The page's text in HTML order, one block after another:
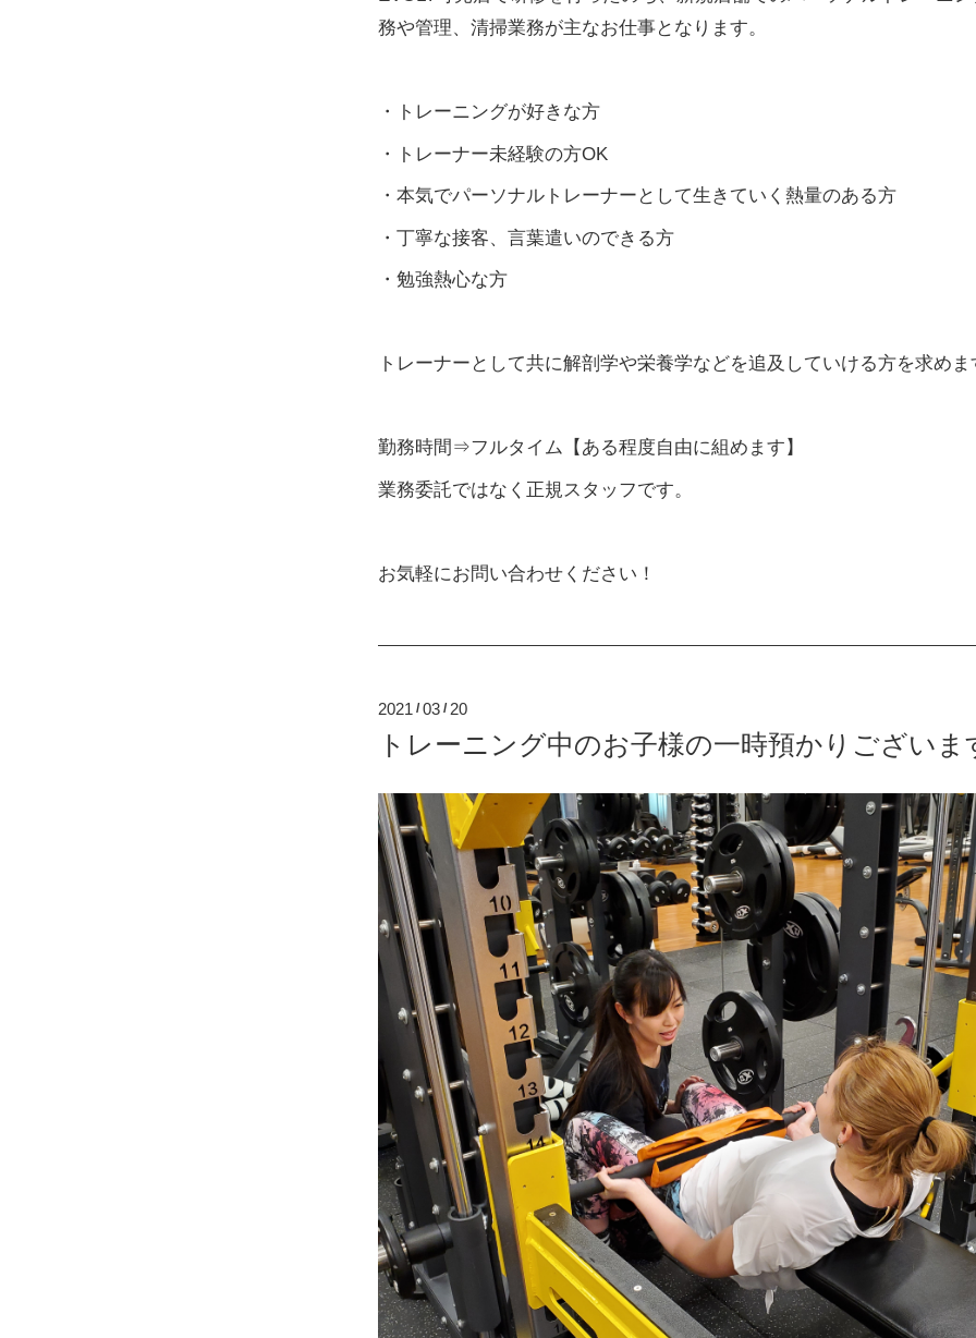
務や管理、清掃業務が主なお仕事となります。
・トレーニングが好きな方
・トレーナー未経験の方OK
・本気でパーソナルトレーナーとして生きていく熱量のある方
・丁寧な接客、言葉遣いのできる方
・勉強熱心な方
トレーナーとして共に解剖学や栄養学などを追及していける方を求めま
勤務時間⇒フルタイム【ある程度自由に組めます】
業務委託ではなく正規スタッフです。
お気軽にお問い合わせください！
2021 /03 / 20
トレーニング中のお子様の一時預かりございま